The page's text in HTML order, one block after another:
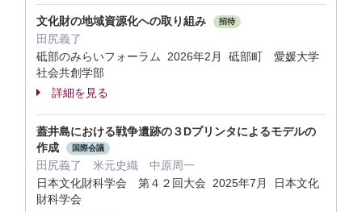
文化財の地域資源化への取り組み 招待
田尻義了
砥部のみらいフォーラム 2026年2月 砥部町 愛媛大学
社会共創学部
詳細を見る
蓋井島における戦争遺跡の３Dプリンタによるモデルの
作成
国際会議
田尻義了 米元史織 中原周一
日本文化財科学会 第４２回大会 2025年7月 日本文化
財科学会